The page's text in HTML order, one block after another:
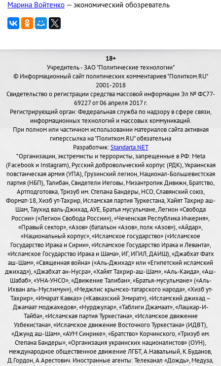
Марина Войтенко — экономический обозреватель
18+
Учредитель - ЗАО "Политические технологии"
© Информационный сайт политических комментариев "Политком.RU"
2001-2018
Свидетельство о регистрации средства массовой информации Эл № ФС77-
69227 от 06 апреля 2017 г.
Регистрирующий орган: Федеральная служба по надзору в сфере связи,
информационных технологий и массовых коммуникаций.
При полном или частичном использовании материалов сайта активная
гиперссылка на "Политком.RU" обязательна
Разработчик:Standarta.NET
*Организации, экстремисты и террористы, запрещенные в РФ: Meta
(Facebook и Instagram), Русский добровольческий корпус (РДК), Украинская
повстанческая армия (УПА), Грузинский легион, Национал-Большевистская
партия (НБП), Талибан, Свидетели Иеговы, Мизантропик Дивижн, Братство,
Артподготовка, Тризуб им. Степана Бандеры, НСО, Славянский союз,
Формат-18, Хизб ут-Тахрир, Исламская партия Туркестана, Хайят Тахрир аш-
Шам, Таухид валь-Джихад, АУЕ, Братья мусульмане, Легион «Свобода
России» («Легион Свобода России»), «Чеченская Республика Ичкерия»,
«Правый сектор», «Азов» (батальон «Азов», полк «Азов»), «Айдар»,
«Национальный корпус», «Исламское государство» («Исламское
Государство Ирака и Сирии», «Исламское Государство Ирака и Леванта»,
«Исламское Государство Ирака и Шама», ИГ, ИГИЛ, ДАИШ), «Джабхат Фатх
аш-Шам», «Священная война» («Аль-Джихад» или «Египетский исламский
джихад»), «Джабхат ан-Нусра», «Хайят Тахрир-аш-Шам», «Аль-Каида», «Аш-
Шабаб», «УНА-УНСО», «Движение Талибан», «Братья-мусульмане» («Аль-
Ихван аль-Муслимун»), «Меджлис крымско-татарского народа», «Хизб ут-
Тахрир», «Имарат Кавказ» («Кавказский Эмират»), «Исламский джихад –
Джамаат моджахедов», «Нурджулар», «Таблиги Джамаат», «Лашкар-И-
Тайба», «Исламская партия Туркестана», «Исламское движение
Узбекистана», «Исламское движение Восточного Туркестана» (ИДВТ),
«Джунд аш-Шам», «АУМ Синрике», «Братство» Корчинского, «Тризуб им.
Степана Бандеры», «Организация украинских националистов» (ОУН),
международное общественное движение ЛГБТ, А.Навальный, К.Буданов,
Д.Гордон, А.Арестович. Иностранные агенты: Телеканал «Дождь», Медуза,